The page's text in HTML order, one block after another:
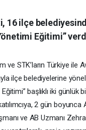
16 ilçe
Eğitimi”
STK’ların Türkiye ile
ilçe belediyelerine
başlıklı iki günlük
2 gün boyunca
ve AB Uzmanı